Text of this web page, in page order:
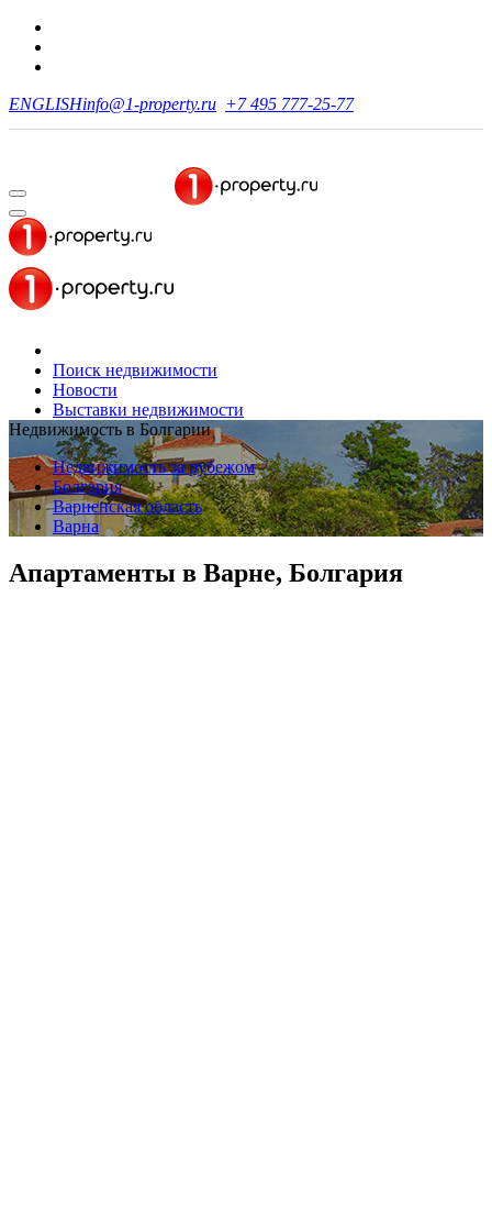
ENGLISHinfo@1-property.ru +7 495 777-25-77
Поиск недвижимости
Новости
Выставки недвижимости
Недвижимость в Болгарии
Недвижимость за рубежом
Болгария
Варненская область
Варна
Апартаменты в Варне, Болгария